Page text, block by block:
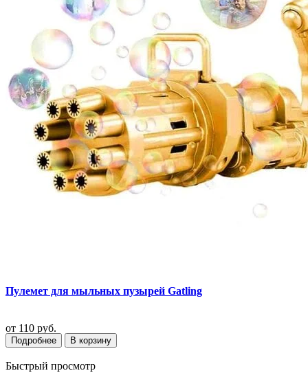
Пулемет для мыльных пузырей Gatling
от 110 руб.
Подробнее В корзину
Быстрый просмотр